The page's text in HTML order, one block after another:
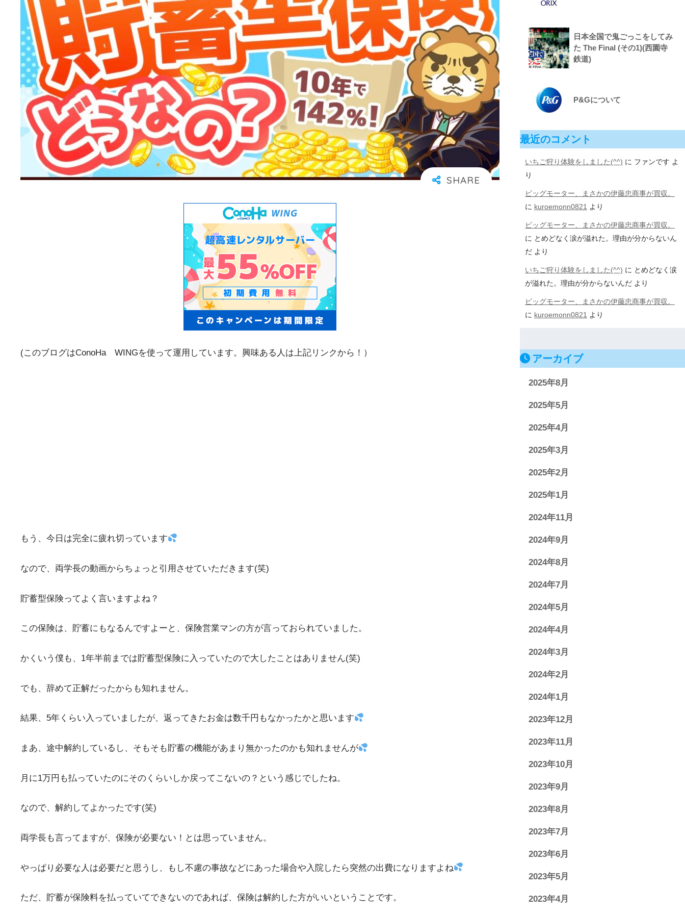
(このブログはConoHa WINGを使って運用しています。興味ある人は上記リンクから！）
もう、今日は完全に疲れ切っています
なので、両学長の動画からちょっと引用させていただきます(笑)
貯蓄型保険ってよく言いますよね？
この保険は、貯蓄にもなるんですよーと、保険営業マンの方が言っておられていました。
かくいう僕も、1年半前までは貯蓄型保険に入っていたので大したことはありません(笑)
でも、辞めて正解だったからも知れません。
結果、5年くらい入っていましたが、返ってきたお金は数千円もなかったかと思います
まあ、途中解約しているし、そもそも貯蓄の機能があまり無かったのかも知れませんが
月に1万円も払っていたのにそのくらいしか戻ってこないの？という感じでしたね。
なので、解約してよかったです(笑)
両学長も言ってますが、保険が必要ない！とは思っていません。
やっぱり必要な人は必要だと思うし、もし不慮の事故などにあった場合や入院したら突然の出費になりますよね
ただ、貯蓄が保険料を払っていてできないのであれば、保険は解約した方がいいということです。
日本全国で鬼ごっこをしてみ
た The Final (その1)(西園寺
鉄道)
P&Gについて
最近のコメント
いちご狩り体験をしました(^^) に ファンです よ
り
ビッグモーター、まさかの伊藤忠商事が買収。
に kuroemonn0821 より
ビッグモーター、まさかの伊藤忠商事が買収。
に とめどなく涙が溢れた。理由が分からないん
だ より
いちご狩り体験をしました(^^) に とめどなく涙
が溢れた。理由が分からないんだ より
ビッグモーター、まさかの伊藤忠商事が買収。
に kuroemonn0821 より
アーカイブ
2025年8月
2025年5月
2025年4月
2025年3月
2025年2月
2025年1月
2024年11月
2024年9月
2024年8月
2024年7月
2024年5月
2024年4月
2024年3月
2024年2月
2024年1月
2023年12月
2023年11月
2023年10月
2023年9月
2023年8月
2023年7月
2023年6月
2023年5月
2023年4月